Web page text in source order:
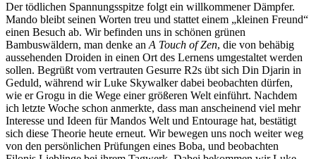
Der tödlichen Spannungsspitze folgt ein willkommener Dämpfer.
Mando bleibt seinen Worten treu und stattet einem „kleinen Freund“
einen Besuch ab. Wir befinden uns in schönen grünen
Bambuswäldern, man denke anA Touch of Zen, die von behäbig
aussehenden Droiden in einen Ort des Lernens umgestaltet werden
sollen. Begrüßt vom vertrauten Gesurre R2s übt sich Din Djarin in
Geduld, während wir Luke Skywalker dabei beobachten dürfen,
wie er Grogu in die Wege einer größeren Welt einführt. Nachdem
ich letzte Woche schon anmerkte, dass man anscheinend viel mehr
Interesse und Ideen für Mandos Welt und Entourage hat, bestätigt
sich diese Theorie heute erneut. Wir bewegen uns noch weiter weg
von den persönlichen Prüfungen eines Boba, und beobachten